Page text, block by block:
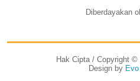
Diberdayakan
Hak Cipta / Copyright ©
Design by